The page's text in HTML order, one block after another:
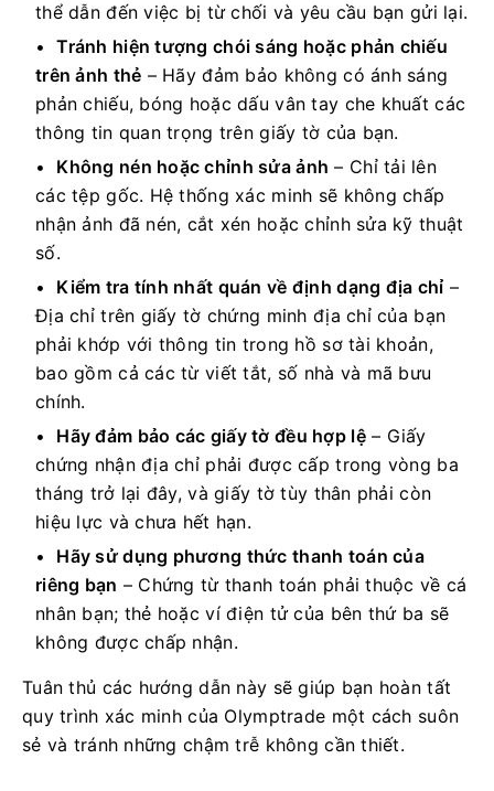
thể dẫn đến việc bị từ chối và yêu cầu bạn gửi lại.
Tránh hiện tượng chói sáng hoặc phản chiếu
trên ảnh thẻ – Hãy đảm bảo không có ánh sáng
phản chiếu, bóng hoặc dấu vân tay che khuất các
thông tin quan trọng trên giấy tờ của bạn.
Không nén hoặc chỉnh sửa ảnh – Chỉ tải lên
các tệp gốc. Hệ thống xác minh sẽ không chấp
nhận ảnh đã nén, cắt xén hoặc chỉnh sửa kỹ thuật
số.
Kiểm tra tính nhất quán về định dạng địa chỉ –
Địa chỉ trên giấy tờ chứng minh địa chỉ của bạn
phải khớp với thông tin trong hồ sơ tài khoản,
bao gồm cả các từ viết tắt, số nhà và mã bưu
chính.
Hãy đảm bảo các giấy tờ đều hợp lệ– Giấy
chứng nhận địa chỉ phải được cấp trong vòng ba
tháng trở lại đây, và giấy tờ tùy thân phải còn
hiệu lực và chưa hết hạn.
Hãy sử dụng phương thức thanh toán của
riêng bạn – Chứng từ thanh toán phải thuộc về cá
nhân bạn; thẻ hoặc ví điện tử của bên thứ ba sẽ
không được chấp nhận.
Tuân thủ các hướng dẫn này sẽ giúp bạn hoàn tất
quy trình xác minh của Olymptrade một cách suôn
sẻ và tránh những chậm trễ không cần thiết.